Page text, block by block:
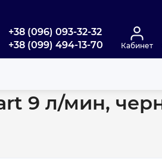
+38 (096) 093-32-32
+38 (099) 494-13-70
Кабинет
9 л/мин,